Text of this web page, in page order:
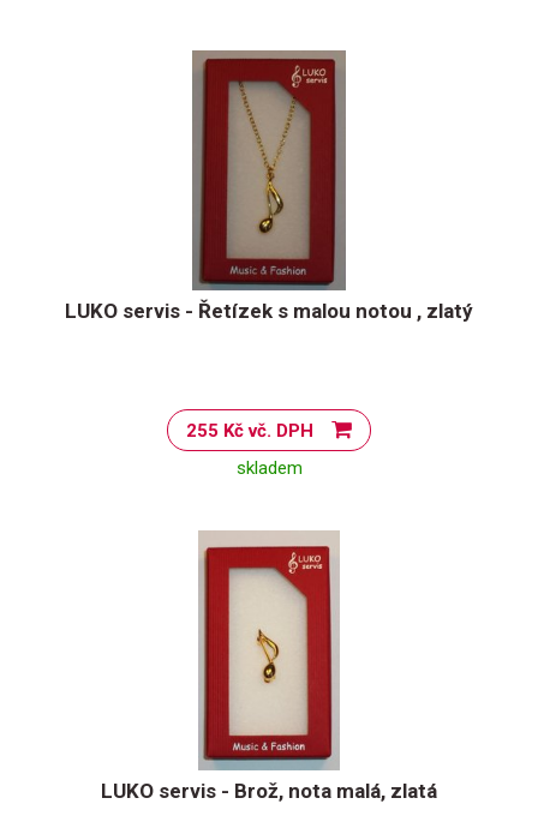
LUKO servis - Řetízek s malou notou , zlatý
255 Kč vč. DPH
skladem
LUKO servis - Brož, nota malá, zlatá